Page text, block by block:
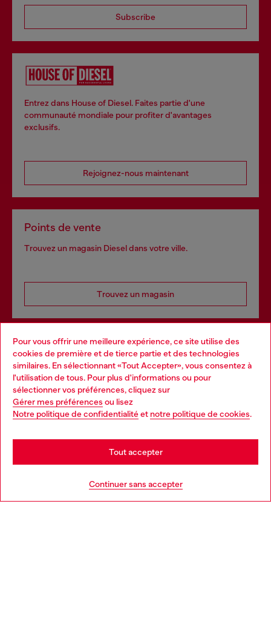
Pour vous offrir une meilleure expérience, ce site utilise des
cookies de première et de tierce partie et des technologies
similaires. En sélectionnant «Tout Accepter», vous consentez à
l'utilisation de tous. Pour plus d'informations ou pour
sélectionner vos préférences, cliquez sur
Gérer mes préférences ou lisez
Notre politique de confidentialitéet notre politique de cookies.
Continuer sans accepter
Tout accepter
Subscribe
Entrez dans House of Diesel. Faites partie d'une
communauté mondiale pour profiter d'avantages
exclusifs.
Rejoignez-nous maintenant
Points de vente
Trouvez un magasin Diesel dans votre ville.
Trouvez un magasin
Services omnicanaux
Découvrez tous nos services, en ligne et en magasin.
En savoir plus
Choose your location
You are currently browsing Belgique website, but it seems you
may be based in United States